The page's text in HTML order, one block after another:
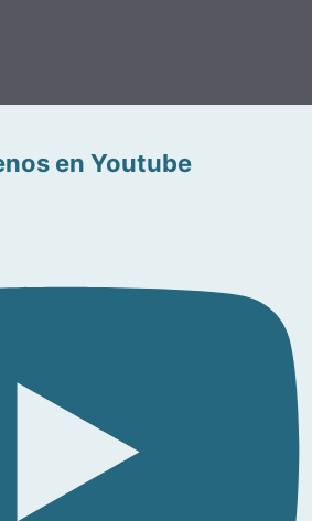
en Youtube